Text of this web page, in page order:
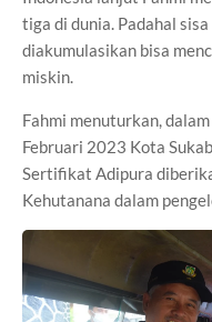
tiga di dunia. Padahal
diakumulasikan bisa
miskin.
Fahmi menuturkan,
Februari 2023 Kota
Sertifikat Adipura
Kehutanana dalam